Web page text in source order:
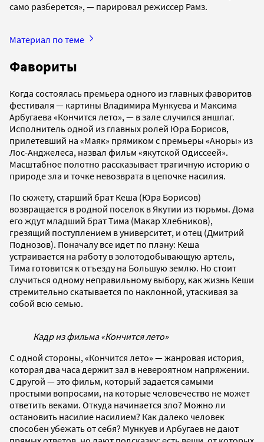
само разберется», — парировал режиссер Рамз.
Материал по теме
Фавориты
Когда состоялась премьера одного из главных фаворитов
фестиваля — картины Владимира Мункуева и Максима
Арбугаева «Кончится лето», — в зале случился аншлаг.
Исполнитель одной из главных ролей Юра Борисов,
прилетевший на «Маяк» прямиком с премьеры «Аноры» из
Лос-Анджелеса, назвал фильм «якутской Одиссеей».
Масштабное полотно рассказывает трагичную историю о
природе зла и точке невозврата в цепочке насилия.
По сюжету, старший брат Кеша (Юра Борисов)
возвращается в родной поселок в Якутии из тюрьмы. Дома
его ждут младший брат Тима (Макар Хлебников),
грезящий поступлением в университет, и отец (Дмитрий
Поднозов). Поначалу все идет по плану: Кеша
устраивается на работу в золотодобывающую артель,
Тима готовится к отъезду на Большую землю. Но стоит
случиться одному неправильному выбору, как жизнь Кеши
стремительно скатывается по наклонной, утаскивая за
собой всю семью.
Кадр из фильма «Кончится лето»
С одной стороны, «Кончится лето» — жанровая история,
которая два часа держит зал в невероятном напряжении.
С другой — это фильм, который задается самыми
простыми вопросами, на которые человечество не может
ответить веками. Откуда начинается зло? Можно ли
остановить насилие насилием? Как далеко человек
способен убежать от себя? Мункуев и Арбугаев не дают